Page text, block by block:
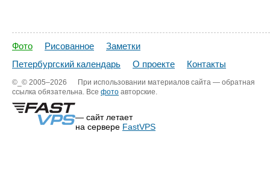
Фото Рисованное
Заметки
Петербургский календарь
О проекте Контакты
©_© 2005–2026
При использовании материалов сайта — обратная
ссылка обязательна. Все фото авторские.
— сайт летает
на сервере FastVPS